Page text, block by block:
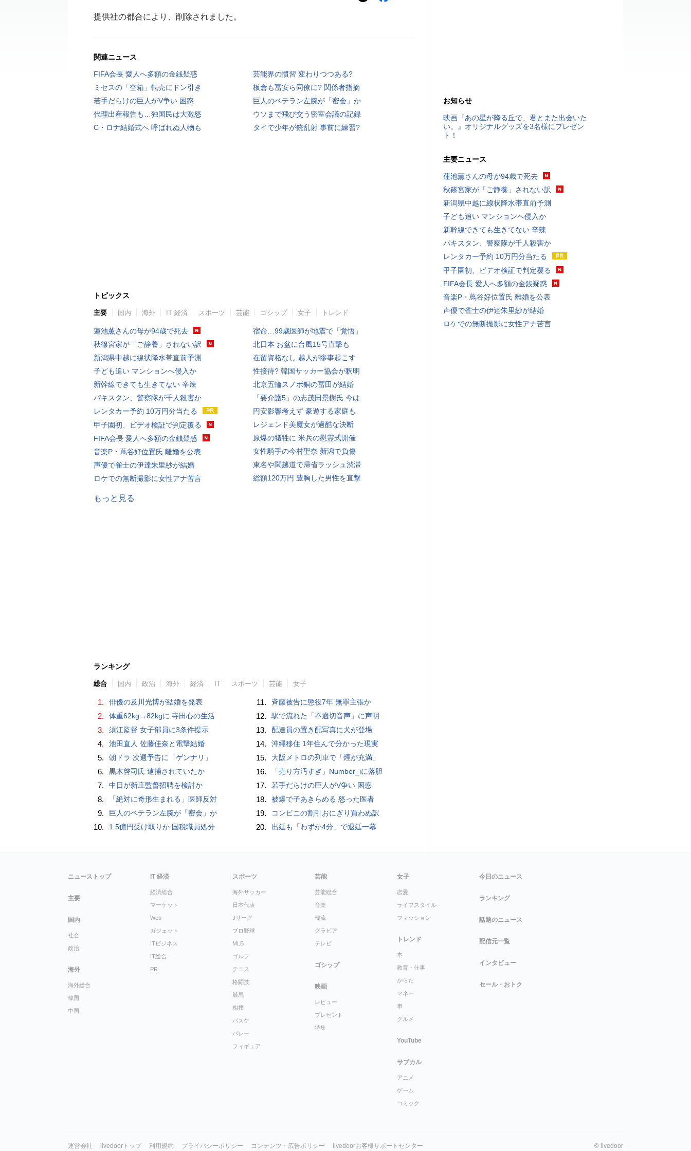
提供社の都合により、削除されました。
関連ニュース
FIFA会長 愛人へ多額の金銭疑惑
芸能界の慣習 変わりつつある?
ミセスの「空箱」転売にドン引き
板倉も冨安ら同僚に? 関係者指摘
若手だらけの巨人がV争い 困惑
巨人のベテラン左腕が「密会」か
代理出産報告も…独国民は大激怒
ウソまで飛び交う密室会議の記録
C・ロナ結婚式へ 呼ばれぬ人物も
タイで少年が銃乱射 事前に練習?
トピックス
主要 国内 海外 IT 経済 スポーツ 芸能 ゴシップ 女子 トレンド
蓮池薫さんの母が94歳で死去
秋篠宮家が「ご静養」されない訳
新潟県中越に線状降水帯直前予測
子ども追い マンションへ侵入か
新幹線できても生きてない 辛辣
パキスタン、警察隊が千人殺害か
レンタカー予約 10万円分当たる
甲子園初、ビデオ検証で判定覆る
FIFA会長 愛人へ多額の金銭疑惑
音楽P・蔦谷好位置氏 離婚を公表
声優で雀士の伊達朱里紗が結婚
ロケでの無断撮影に女性アナ苦言
宿命…99歳医師が地震で「覚悟」
北日本 お盆に台風15号直撃も
在留資格なし 越人が惨事起こす
性接待? 韓国サッカー協会が釈明
北京五輪スノボ銅の冨田が結婚
「要介護5」の志茂田景樹氏 今は
円安影響考えず 豪遊する家庭も
レジェンド美魔女が過酷な決断
原爆の犠牲に 米兵の慰霊式開催
女性騎手の今村聖奈 新潟で負傷
東名や関越道で帰省ラッシュ渋滞
総額120万円 豊胸した男性を直撃
もっと見る
ランキング
総合 国内 政治 海外 経済 IT スポーツ 芸能 女子
1. 俳優の及川光博が結婚を発表
2. 体重62kg→82kgに 寺田心の生活
3. 須江監督 女子部員に3条件提示
4. 池田直人 佐藤佳奈と電撃結婚
5. 朝ドラ 次週予告に「ゲンナリ」
6. 黒木啓司氏 逮捕されていたか
7. 中日が新庄監督招聘を検討か
8. 「絶対に奇形生まれる」医師反対
9. 巨人のベテラン左腕が「密会」か
10. 1.5億円受け取りか 国税職員処分
11. 斉藤被告に懲役7年 無罪主張か
12. 駅で流れた「不適切音声」に声明
13. 配達員の置き配写真に犬が登場
14. 沖縄移住 1年住んで分かった現実
15. 大阪メトロの列車で「煙が充満」
16. 「売り方汚すぎ」Number_iに落胆
17. 若手だらけの巨人がV争い 困惑
18. 被爆で子あきらめる 怒った医者
19. コンビニの割引おにぎり買わぬ訳
20. 出廷も「わずか4分」で退廷一幕
お知らせ
映画『あの星が降る丘で、君とまた出会いた
い。』オリジナルグッズを3名様にプレゼン
ト！
主要ニュース
蓮池薫さんの母が94歳で死去
秋篠宮家が「ご静養」されない訳
新潟県中越に線状降水帯直前予測
子ども追い マンションへ侵入か
新幹線できても生きてない 辛辣
パキスタン、警察隊が千人殺害か
レンタカー予約 10万円分当たる
甲子園初、ビデオ検証で判定覆る
FIFA会長 愛人へ多額の金銭疑惑
音楽P・蔦谷好位置氏 離婚を公表
声優で雀士の伊達朱里紗が結婚
ロケでの無断撮影に女性アナ苦言
ニューストップ
主要
国内
社会
政治
海外
海外総合
韓国
中国
IT 経済
経済総合
マーケット
Web
ガジェット
ITビジネス
IT総合
PR
スポーツ
海外サッカー
日本代表
Jリーグ
プロ野球
MLB
ゴルフ
テニス
格闘技
競馬
相撲
バスケ
バレー
フィギュア
芸能
芸能総合
音楽
韓流
グラビア
テレビ
ゴシップ
映画
レビュー
プレゼント
特集
女子
恋愛
ライフスタイル
ファッション
トレンド
本
教育・仕事
からだ
マネー
車
グルメ
YouTube
サブカル
アニメ
ゲーム
コミック
今日のニュース
ランキング
話題のニュース
配信元一覧
インタビュー
セール・おトク
運営会社 livedoorトップ 利用規約 プライバシーポリシー コンテンツ・広告ポリシー livedoorお客様サポートセンター © livedoor